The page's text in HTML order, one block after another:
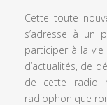
Cette toute
s’adresse à un
participer à la
d’actualités, de
de cette radio
radiophonique